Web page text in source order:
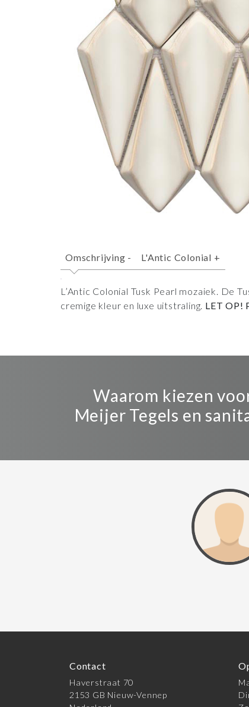
Omschrijving - L'Antic Colonial +
L’Antic Colonial Tusk Pearl mozaiek. De
cremige kleur en luxe uitstraling. LET OP!
Waarom kiezen
Meijer Tegels en
Contact
Haverstraat 70
2153 GB Nieuw-Vennep